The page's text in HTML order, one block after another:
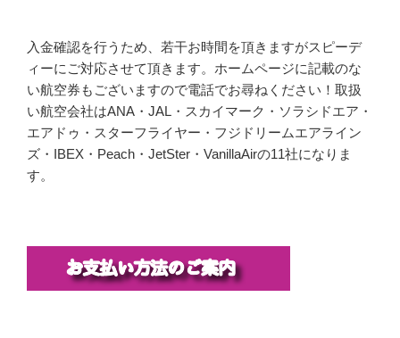
入金確認を行うため、若干お時間を頂きますがスピーデ
ィーにご対応させて頂きます。ホームページに記載のな
い航空券もございますので電話でお尋ねください！取扱
い航空会社はANA・JAL・スカイマーク・ソラシドエア・
エアドゥ・スターフライヤー・フジドリームエアライン
ズ・IBEX・Peach・JetSter・VanillaAirの11社になりま
す。